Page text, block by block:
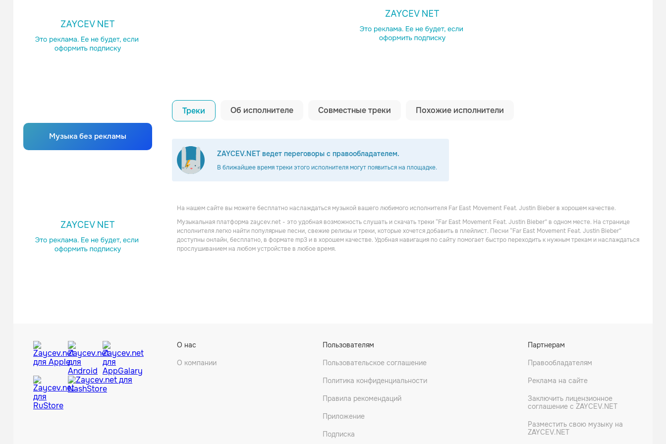
Музыка без рекламы
Копировать ссылку
Треки Об исполнителе Совместные треки Похожие исполнители
ZAYCEV.NET ведет переговоры с правообладателем.
В ближайшее время треки этого исполнителя могут появиться на площадке.
Баста
Рэп
Оксана Почепа (Акула)
Техно
5sta Family
Рэп
Qwizar Wols
Лаунж
Элджей
Рэп
Электроника
На нашем сайте вы можете бесплатно наслаждаться музыкой вашего любимого исполнителя Far East Movement Feat. Justin Bieber в хорошем качестве.
Музыкальная платформа zaycev.net - это удобная возможность слушать и скачать треки “Far East Movement Feat. Justin Bieber” в одном месте. На странице
исполнителя легко найти популярные песни, свежие релизы и треки, которые хочется добавить в плейлист. Песни “Far East Movement Feat. Justin Bieber”
доступны онлайн, бесплатно, в формате mp3 и в хорошем качестве. Удобная навигация по сайту помогает быстро переходить к нужным трекам и наслаждаться
прослушиванием на любом устройстве в любое время.
О нас
О компании
Пользователям
Пользовательское соглашение
Политика конфиденциальности
Правила рекомендаций
Приложение
Подписка
Партнерам
Правообладателям
Реклама на сайте
Заключить лицензионное
соглашение с ZAYCEV.NET
Разместить свою музыку на
ZAYCEV.NET